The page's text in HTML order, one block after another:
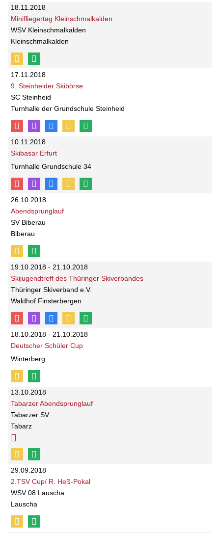
18.11.2018
Minifliegertag Kleinschmalkalden
WSV Kleinschmalkalden
Kleinschmalkalden
17.11.2018
9. Steinheider Skibörse
SC Steinheid
Turnhalle der Grundschule Steinheid
10.11.2018
Skibasar Erfurt
Turnhalle Grundschule 34
26.10.2018
Abendsprunglauf
SV Biberau
Biberau
19.10.2018 - 21.10.2018
Skijugendtreff des Thüringer Skiverbandes
Thüringer Skiverband e.V.
Waldhof Finsterbergen
18.10.2018 - 21.10.2018
Deutscher Schüler Cup
Winterberg
13.10.2018
Tabarzer Abendsprunglauf
Tabarzer SV
Tabarz
29.09.2018
2.TSV Cup/ R. Heß-Pokal
WSV 08 Lauscha
Lauscha